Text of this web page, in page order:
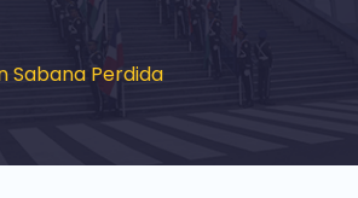
Sabana Perdida